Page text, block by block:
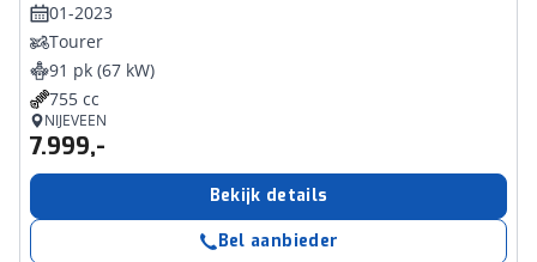
01-2023
Tourer
91 pk (67 kW)
755 cc
NIJEVEEN
7.999,-
Bekijk details
Bel aanbieder